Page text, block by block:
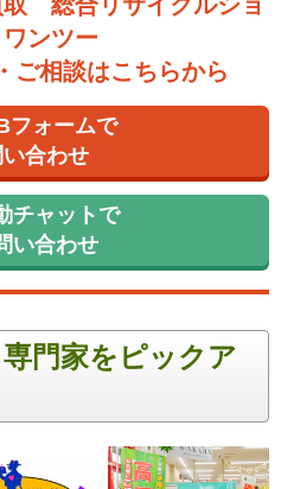
ンツー
ご相談はこちらから
フォームで
合わせ
チャットで
い合わせ
門家をピックア